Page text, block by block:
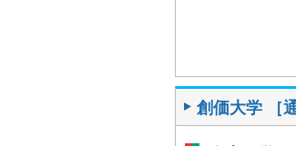
創価大学 ［